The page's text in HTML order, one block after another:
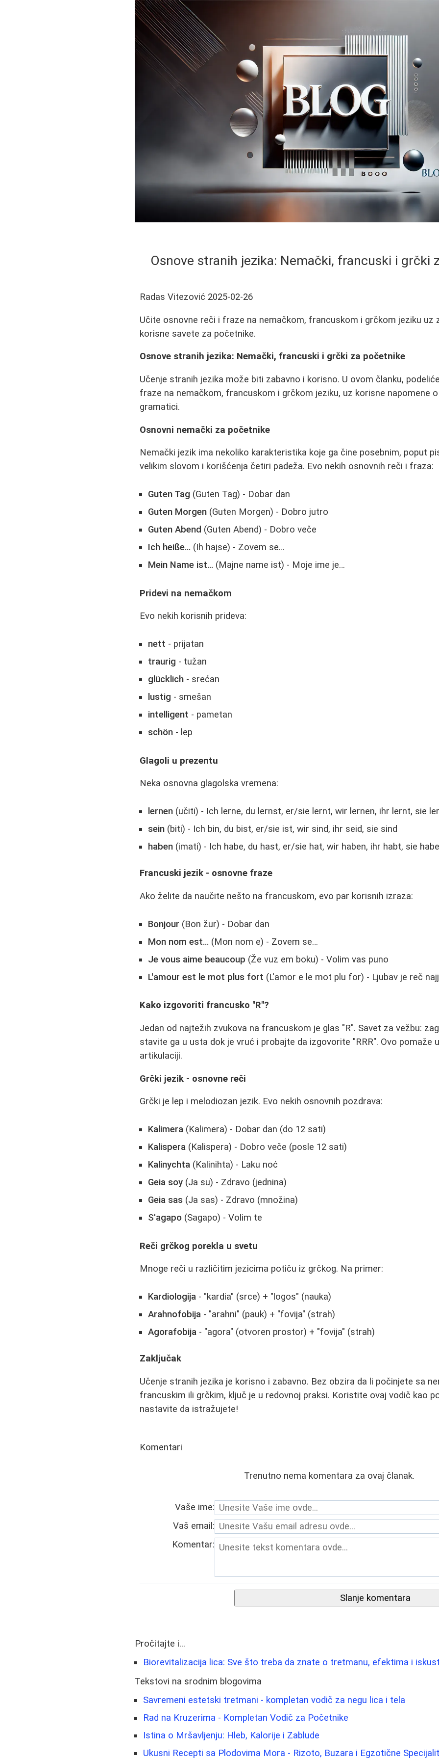
Osnove stranih jezika: Nemački, francuski i grčki
Radas Vitezović 2025-02-26
Učite osnovne reči i fraze na nemačkom, francuskom i grčkom jeziku uz
korisne savete za početnike.
Osnove stranih jezika: Nemački, francuski i grčki za početnike
Učenje stranih jezika može biti zabavno i korisno. U ovom članku,
fraze na nemačkom, francuskom i grčkom jeziku, uz korisne napomene
gramatici.
Osnovni nemački za početnike
Nemački jezik ima nekoliko karakteristika koje ga čine posebnim, poput
velikim slovom i korišćenja četiri padeža. Evo nekih osnovnih reči i fraza:
Guten Tag (Guten Tag) - Dobar dan
Guten Morgen (Guten Morgen) - Dobro jutro
Guten Abend (Guten Abend) - Dobro veče
Ich heiße… (Ih hajse) - Zovem se…
Mein Name ist… (Majne name ist) - Moje ime je…
Pridevi na nemačkom
Evo nekih korisnih prideva:
nett - prijatan
traurig - tužan
glücklich - srećan
lustig - smešan
intelligent - pametan
schön - lep
Glagoli u prezentu
Neka osnovna glagolska vremena:
lernen (učiti) - Ich lerne, du lernst, er/sie lernt, wir lernen, ihr lernt, sie
sein (biti) - Ich bin, du bist, er/sie ist, wir sind, ihr seid, sie sind
haben (imati) - Ich habe, du hast, er/sie hat, wir haben, ihr habt, sie
Francuski jezik - osnovne fraze
Ako želite da naučite nešto na francuskom, evo par korisnih izraza:
Bonjour (Bon žur) - Dobar dan
Mon nom est… (Mon nom e) - Zovem se…
Je vous aime beaucoup (Že vuz em boku) - Volim vas puno
L'amour est le mot plus fort (L'amor e le mot plu for) - Ljubav je reč
Kako izgovoriti francusko "R"?
Jedan od najtežih zvukova na francuskom je glas "R". Savet za vežbu:
stavite ga u usta dok je vruć i probajte da izgovorite "RRR". Ovo pomaže
artikulaciji.
Grčki jezik - osnovne reči
Grčki je lep i melodiozan jezik. Evo nekih osnovnih pozdrava:
Kalimera (Kalimera) - Dobar dan (do 12 sati)
Kalispera (Kalispera) - Dobro veče (posle 12 sati)
Kalinychta (Kalinihta) - Laku noć
Geia soy (Ja su) - Zdravo (jednina)
Geia sas (Ja sas) - Zdravo (množina)
S'agapo (Sagapo) - Volim te
Reči grčkog porekla u svetu
Mnoge reči u različitim jezicima potiču iz grčkog. Na primer:
Kardiologija - "kardia" (srce) + "logos" (nauka)
Arahnofobija - "arahni" (pauk) + "fovija" (strah)
Agorafobija - "agora" (otvoren prostor) + "fovija" (strah)
Zaključak
Učenje stranih jezika je korisno i zabavno. Bez obzira da li počinjete sa
francuskim ili grčkim, ključ je u redovnoj praksi. Koristite ovaj vodič kao
nastavite da istražujete!
Komentari
Trenutno nema komentara za ovaj članak.
Vaše ime:
Vaš email:
Komentar:
Slanje komentara
Pročitajte i...
Biorevitalizacija lica: Sve što treba da znate o tretmanu, efektima i
Tekstovi na srodnim blogovima
Savremeni estetski tretmani - kompletan vodič za negu lica i tela
Rad na Kruzerima - Kompletan Vodič za Početnike
Istina o Mršavljenju: Hleb, Kalorije i Zablude
Ukusni Recepti sa Plodovima Mora - Rizoto, Buzara i Egzotične